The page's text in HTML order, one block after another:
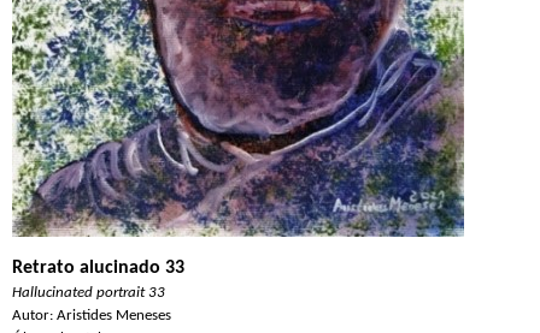
Retrato alucinado 33
Hallucinated portrait 33
Autor: Aristides Meneses